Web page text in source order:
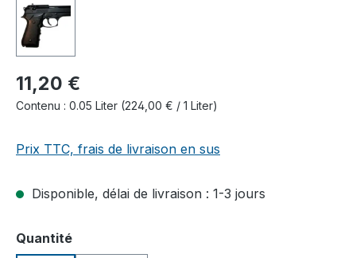
11,20 €
Contenu : 0.05 Liter (224,00 € / 1 Liter)
Prix TTC, frais de livraison en sus
Disponible, délai de livraison : 1-3 jours
Sélectionnez
Quantité